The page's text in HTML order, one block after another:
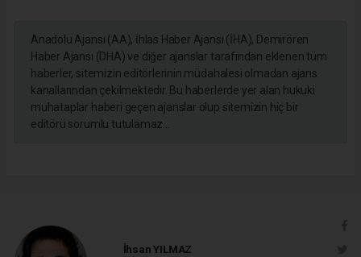
Anadolu Ajansı (AA), İhlas Haber Ajansı (İHA), Demirören
Haber Ajansı (DHA) ve diğer ajanslar tarafından eklenen tüm
haberler, sitemizin editörlerinin müdahalesi olmadan ajans
kanallarından çekilmektedir. Bu haberlerde yer alan hukuki
muhataplar haberi geçen ajanslar olup sitemizin hiç bir
editörü sorumlu tutulamaz...
İhsan YILMAZ